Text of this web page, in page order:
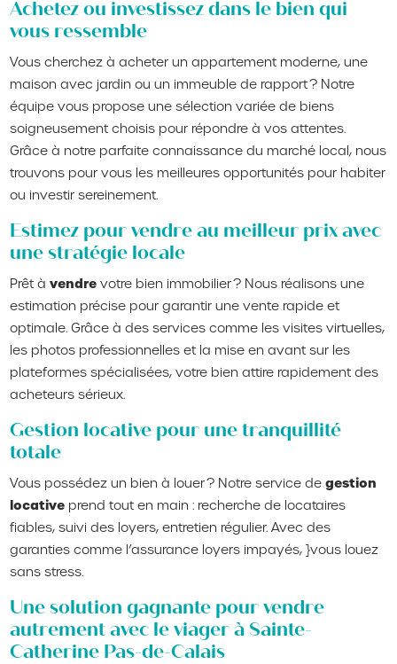
Achetez ou investissez dans le bien qui
vous ressemble
Vous cherchez à acheter un appartement moderne, une
maison avec jardin ou un immeuble de rapport ? Notre
équipe vous propose une sélection variée de biens
soigneusement choisis pour répondre à vos attentes.
Grâce à notre parfaite connaissance du marché local, nous
trouvons pour vous les meilleures opportunités pour habiter
ou investir sereinement.
Estimez pour vendre au meilleur prix avec
une stratégie locale
Prêt àvendre votre bien immobilier ? Nous réalisons une
estimation précise pour garantir une vente rapide et
optimale. Grâce à des services comme les visites virtuelles,
les photos professionnelles et la mise en avant sur les
plateformes spécialisées, votre bien attire rapidement des
acheteurs sérieux.
Gestion locative pour une tranquillité
totale
Vous possédez un bien à louer ? Notre service degestion
locative prend tout en main : recherche de locataires
fiables, suivi des loyers, entretien régulier. Avec des
garanties comme l’assurance loyers impayés, }vous louez
sans stress.
Une solution gagnante pour vendre
autrement avec le viager à Sainte-
Catherine Pas-de-Calais